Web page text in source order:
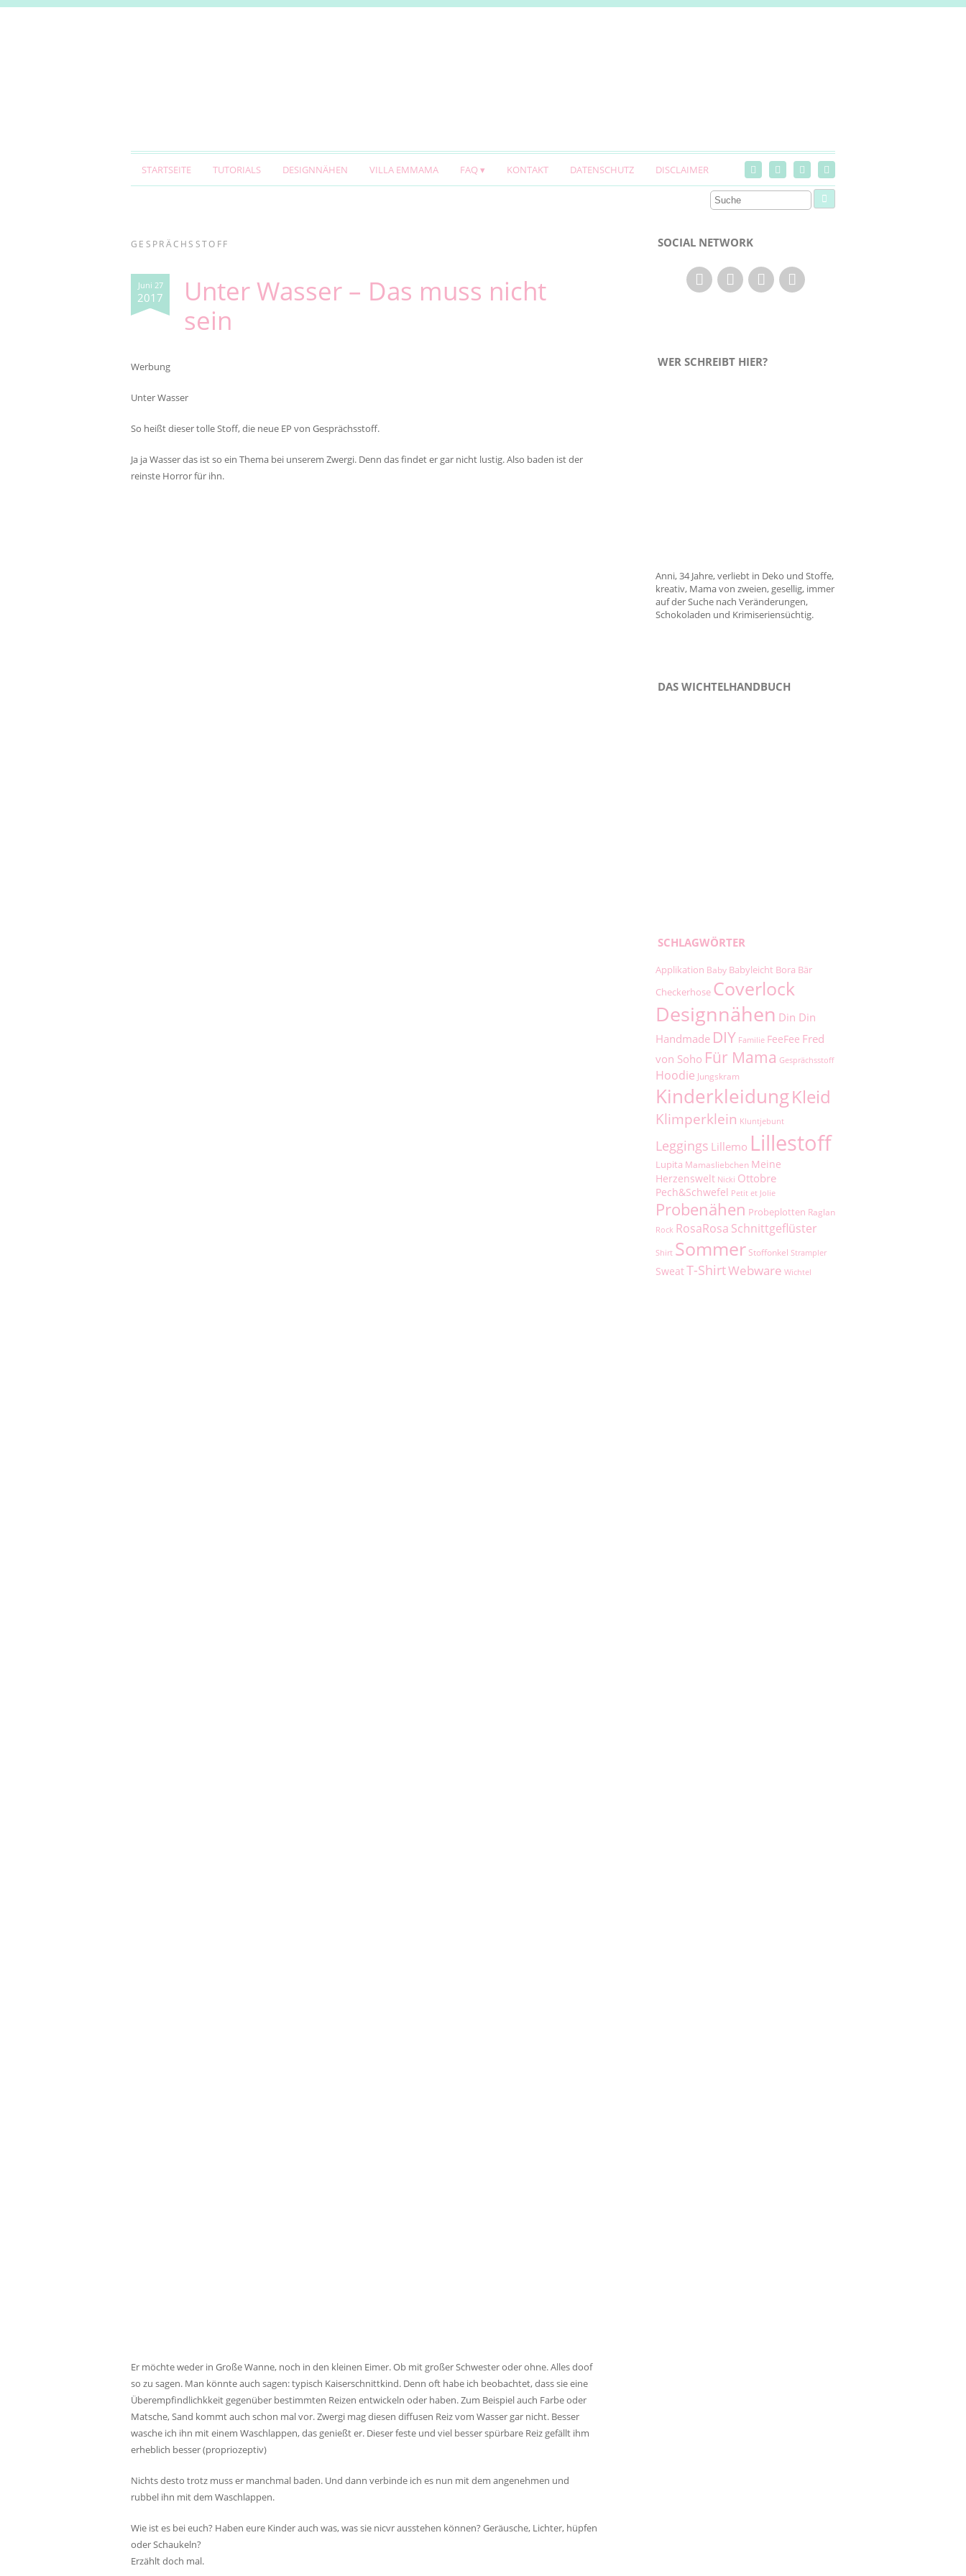
STARTSEITE TUTORIALS DESIGNNÄHEN VILLA EMMAMA FAQ KONTAKT DATENSCHUTZ DISCLAIMER
GESPRÄCHSSTOFF
Juni 27
2017
Unter Wasser – Das muss nicht
sein
Werbung
Unter Wasser
So heißt dieser tolle Stoff, die neue EP von Gesprächsstoff.
Ja ja Wasser das ist so ein Thema bei unserem Zwergi. Denn das findet er gar nicht lustig. Also baden ist der
reinste Horror für ihn.
Er möchte weder in Große Wanne, noch in den kleinen Eimer. Ob mit großer Schwester oder ohne. Alles doof
so zu sagen. Man könnte auch sagen: typisch Kaiserschnittkind. Denn oft habe ich beobachtet, dass sie eine
Überempfindlichkkeit gegenüber bestimmten Reizen entwickeln oder haben. Zum Beispiel auch Farbe oder
Matsche, Sand kommt auch schon mal vor. Zwergi mag diesen diffusen Reiz vom Wasser gar nicht. Besser
wasche ich ihn mit einem Waschlappen, das genießt er. Dieser feste und viel besser spürbare Reiz gefällt ihm
erheblich besser (propriozeptiv)
Nichts desto trotz muss er manchmal baden. Und dann verbinde ich es nun mit dem angenehmen und
rubbel ihn mit dem Waschlappen.
Wie ist es bei euch? Haben eure Kinder auch was, was sie nicvr ausstehen können? Geräusche, Lichter, hüpfen
oder Schaukeln?
Erzählt doch mal.
SOCIAL NETWORK
WER SCHREIBT HIER?
Anni, 34 Jahre, verliebt in Deko und Stoffe,
kreativ, Mama von zweien, gesellig, immer
auf der Suche nach Veränderungen,
Schokoladen und Krimiseriensüchtig.
DAS WICHTELHANDBUCH
SCHLAGWÖRTER
Applikation Baby Babyleicht Bora Bär
Checkerhose Coverlock
Designnähen Din Din
Handmade DIY Familie FeeFee Fred
von Soho Für Mama Gesprächsstoff
Hoodie Jungskram
KinderkleidungKleid
Klimperklein Kluntjebunt
Leggings Lillemo Lillestoff
Lupita Mamasliebchen Meine
Herzenswelt Nicki Ottobre
Pech&Schwefel Petit et Jolie
Probenähen Probeplotten Raglan
Rock RosaRosa Schnittgeflüster
Shirt Sommer Stoffonkel Strampler
SweatT-ShirtWebware Wichtel